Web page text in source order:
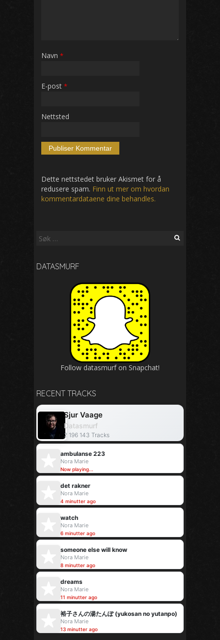
Navn *
E-post *
Nettsted
Dette nettstedet bruker Akismet for å
redusere spam. Finn ut mer om hvordan
kommentardataene dine behandles.
Søk
DATASMURF
Follow datasmurfon Snapchat!
RECENT TRACKS
Sjur Vaage
Datasmurf
2 196 143 Tracks
ambulanse 223
Nora Marie
Now playing...
det rakner
Nora Marie
4 minutter ago
watch
Nora Marie
6 minutter ago
someone else will know
Nora Marie
8 minutter ago
dreams
Nora Marie
11 minutter ago
裕子さんの湯たんぽ (yukosan no yutanpo)
Nora Marie
13 minutter ago